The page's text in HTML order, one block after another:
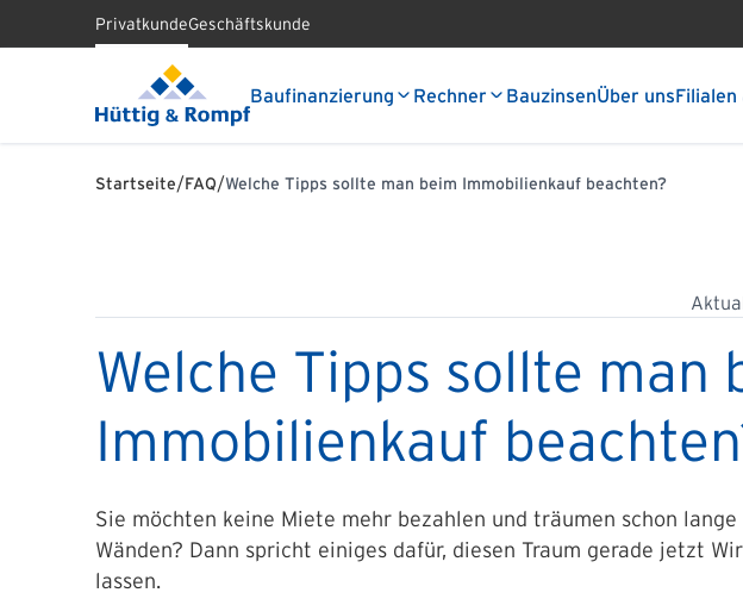
PrivatkundeGeschäftskunde
Baufinanzierung Rechner BauzinsenÜber unsFilialen
Startseite/FAQ/Welche Tipps sollte man beim Immobilienkauf beachten?
Welche Tipps sollte man
Immobilienkauf
Sie möchten keine Miete mehr bezahlen und träumen schon
Wänden? Dann spricht einiges dafür, diesen Traum gerade jetzt
lassen.